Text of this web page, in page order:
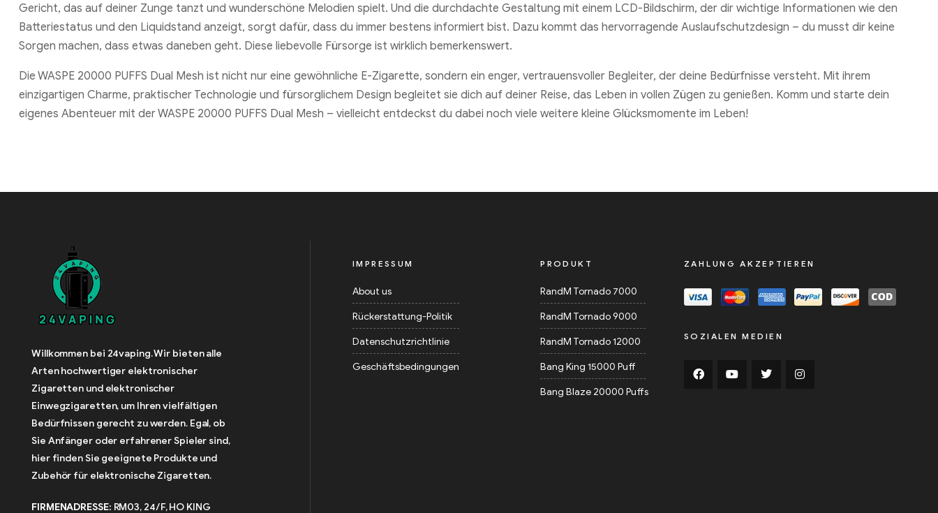
Gericht, das auf deiner Zunge tanzt und wunderschöne Melodien spielt. Und die durchdachte Gestaltung mit einem LCD-Bildschirm, der dir wichtige Informationen wie den
Batteriestatus und den Liquidstand anzeigt, sorgt dafür, dass du immer bestens informiert bist. Dazu kommt das hervorragende Auslaufschutzdesign – du musst dir keine
Sorgen machen, dass etwas daneben geht. Diese liebevolle Fürsorge ist wirklich bemerkenswert.
Die WASPE 20000 PUFFS Dual Mesh ist nicht nur eine gewöhnliche E-Zigarette, sondern ein enger, vertrauensvoller Begleiter, der deine Bedürfnisse versteht. Mit ihrem
einzigartigen Charme, praktischer Technologie und fürsorglichem Design begleitet sie dich auf deiner Reise, das Leben in vollen Zügen zu genießen. Komm und starte dein
eigenes Abenteuer mit der WASPE 20000 PUFFS Dual Mesh – vielleicht entdeckst du dabei noch viele weitere kleine Glücksmomente im Leben!
Willkommen bei 24vaping. Wir bieten alle
Arten hochwertiger elektronischer
Zigaretten und elektronischer
Einwegzigaretten, um Ihren vielfältigen
Bedürfnissen gerecht zu werden. Egal, ob
Sie Anfänger oder erfahrener Spieler sind,
hier finden Sie geeignete Produkte und
Zubehör für elektronische Zigaretten.
FIRMENADRESSE: RM03, 24/F, HO KING
IMPRESSUM
About us
Rückerstattung-Politik
Datenschutzrichtlinie
Geschäftsbedingungen
PRODUKT
RandM Tornado 7000
RandM Tornado 9000
RandM Tornado 12000
Bang King 15000 Puff
Bang Blaze 20000 Puffs
ZAHLUNG AKZEPTIEREN
SOZIALEN MEDIEN